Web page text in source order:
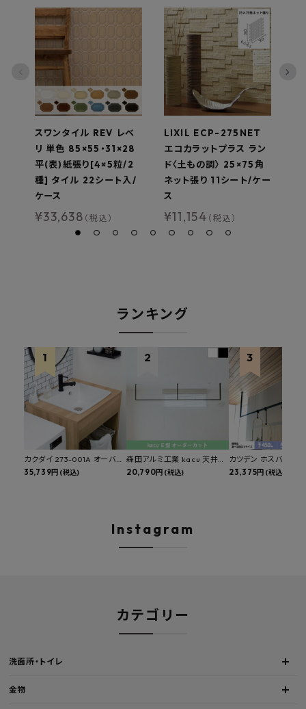
スワンタイル REV レベ
リ 単色 85×55・31×28
平(表)紙張り[4×5粒/2
種] タイル 22シート入/
ケース
¥33,638 （税込）
LIXIL ECP-275NET
エコカラットプラス ラン
ド〈土もの調〉 25×75角
ネット張り 11シート/ケー
ス
¥11,154 （税込）
ランキング
カクダイ 273-001A オーバー
カウンタースロップシンク 選
35,739円 (税込)
森田アルミ工業 kacu 天井付
け物干し E型 サイズオーダー
20,790円 (税込)
カツデン ホスバ 天井
物干し 標準サイズ ス
23,375円 (税込)
Instagram
カテゴリー
洗面所・トイレ
金物